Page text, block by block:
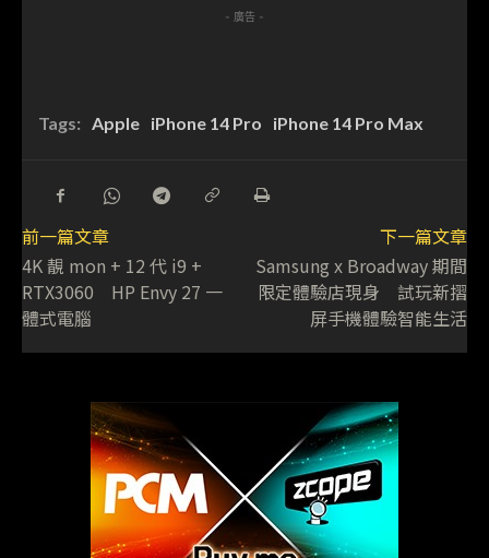
- 廣告 -
Tags: Apple iPhone 14 Pro iPhone 14 Pro Max
前一篇文章
4K 靚 mon + 12 代 i9 +
RTX3060 HP Envy 27 一
體式電腦
下一篇文章
Samsung x Broadway 期間
限定體驗店現身 試玩新摺
屏手機體驗智能生活